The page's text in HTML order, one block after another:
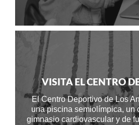
VISITA EL CENTRO
El Centro Deportivo de Los
una piscina semiolímpica, un
gimnasio cardiovascular y de